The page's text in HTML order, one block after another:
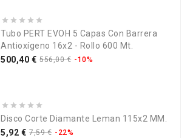
Tubo PERT EVOH 5 Capas Con Barrera
Antioxígeno 16x2 - Rollo 600 Mt.
500,40 € 556,00 € -10%
Disco Corte Diamante Leman 115x2 MM.
5,92 € 7,59 € -22%